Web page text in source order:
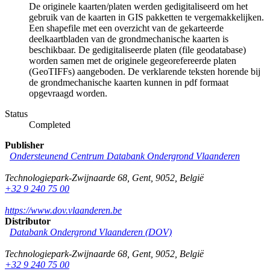
De originele kaarten/platen werden gedigitaliseerd om het
gebruik van de kaarten in GIS pakketten te vergemakkelijken.
Een shapefile met een overzicht van de gekarteerde
deelkaartbladen van de grondmechanische kaarten is
beschikbaar. De gedigitaliseerde platen (file geodatabase)
worden samen met de originele gegeorefereerde platen
(GeoTIFFs) aangeboden. De verklarende teksten horende bij
de grondmechanische kaarten kunnen in pdf formaat
opgevraagd worden.
Status
Completed
Publisher
Ondersteunend Centrum Databank Ondergrond Vlaanderen
Technologiepark-Zwijnaarde 68 Gent, 9052 België
+32 9 240 75 00
https://www.dov.vlaanderen.be
Distributor
Databank Ondergrond Vlaanderen (DOV)
Technologiepark-Zwijnaarde 68 Gent, 9052 België
+32 9 240 75 00